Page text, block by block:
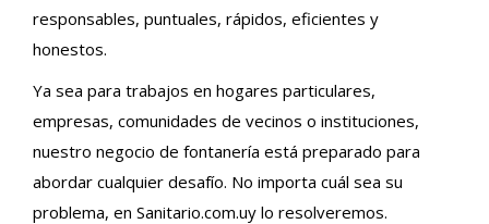
responsables, puntuales, rápidos, eficientes y
honestos.
Ya sea para trabajos en hogares particulares,
empresas, comunidades de vecinos o instituciones,
nuestro negocio de fontanería está preparado para
abordar cualquier desafío. No importa cuál sea su
problema, en Sanitario.com.uy lo resolveremos.